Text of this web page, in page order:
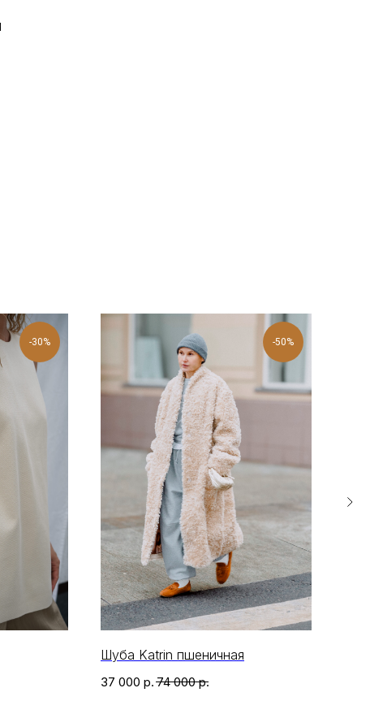
-30% -50%
Шуба Katrin пшеничная
37 000 р. 74 000 р.